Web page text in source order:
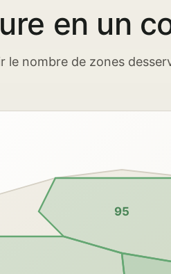
en un
le nombre de zones
95